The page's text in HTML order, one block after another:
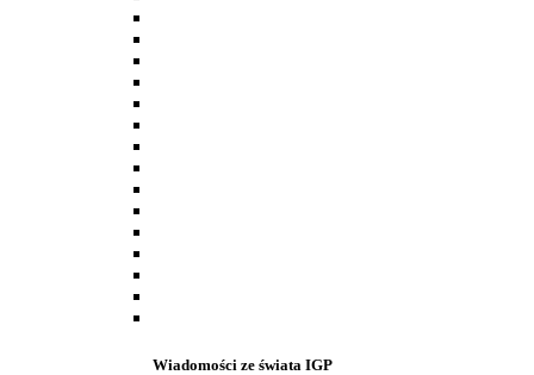
Wiadomości ze świata IGP